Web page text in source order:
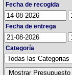
Fecha de recogida
Fecha de entrega
Categoría